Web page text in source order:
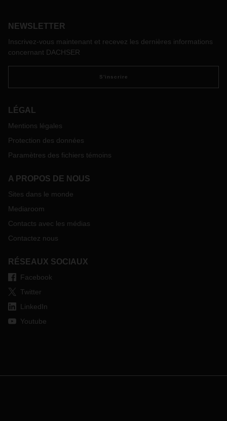
Les valeurs incarnées au quotidien au sein de DACHSER
NEWSLETTER
Inscrivez-vous maintenant et recevez les dernières informations
concernant DACHSER
S'inscrire
LÉGAL
Mentions légales
Protection des données
Paramètres des fichiers témoins
A PROPOS DE NOUS
Sites dans le monde
Mediaroom
Contacts avec les médias
Contactez nous
RÉSEAUX SOCIAUX
Facebook
Twitter
LinkedIn
Youtube